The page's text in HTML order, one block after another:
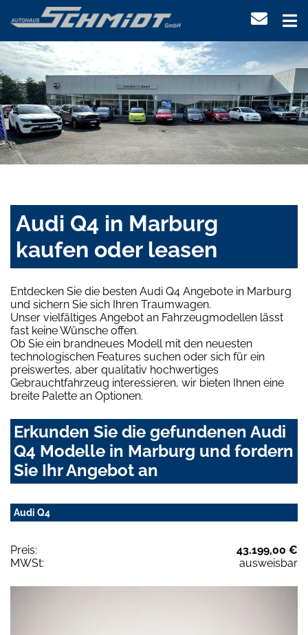
Audi Q4 in Marburg
kaufen oder leasen
Entdecken Sie die besten Audi Q4 Angebote in Marburg
und sichern Sie sich Ihren Traumwagen.
Unser vielfältiges Angebot an Fahrzeugmodellen lässt
fast keine Wünsche offen.
Ob Sie ein brandneues Modell mit den neuesten
technologischen Features suchen oder sich für ein
preiswertes, aber qualitativ hochwertiges
Gebrauchtfahrzeug interessieren, wir bieten Ihnen eine
breite Palette an Optionen.
Erkunden Sie die gefundenen Audi
Q4 Modelle in Marburg und fordern
Sie Ihr Angebot an
Audi Q4
Preis:
43.199,00 €
MWSt:
ausweisbar